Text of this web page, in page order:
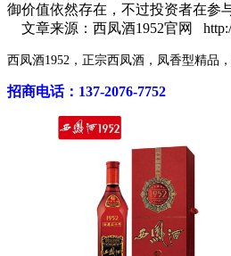
御价值依然存在，不过投资者在参
文章来源：西凤酒1952官网
西凤酒1952，正宗西凤酒，凤香型精品
招商电话：137-2076-7752